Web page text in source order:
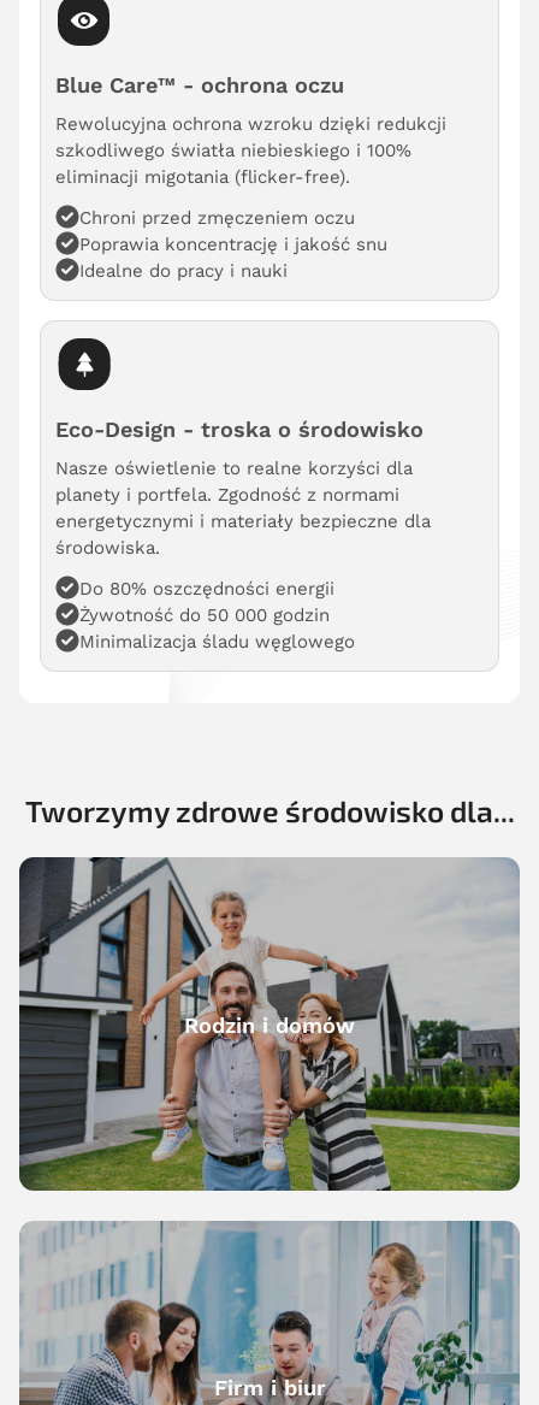
Blue Care™ - ochrona oczu
Rewolucyjna ochrona wzroku dzięki redukcji
szkodliwego światła niebieskiego i 100%
eliminacji migotania (flicker-free).
Chroni przed zmęczeniem oczu
Poprawia koncentrację i jakość snu
Idealne do pracy i nauki
Eco-Design - troska o środowisko
Nasze oświetlenie to realne korzyści dla
planety i portfela. Zgodność z normami
energetycznymi i materiały bezpieczne dla
środowiska.
Do 80% oszczędności energii
Żywotność do 50 000 godzin
Minimalizacja śladu węglowego
Tworzymy zdrowe środowisko dla...
Rodzin i domów
Firm i biur